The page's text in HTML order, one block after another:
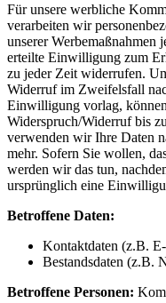
Für unsere werbliche
verarbeiten wir
unserer Werbemaßnahmen
erteilte Einwilligung zum
zu jeder Zeit widerrufen.
Widerruf im Zweifelsfall
Einwilligung vorlag,
Widerspruch/Widerruf bis
verwenden wir Ihre Daten
mehr. Sofern Sie wollen,
werden wir das tun,
ursprünglich eine
Betroffene Daten:
Kontaktdaten (z.B.
Bestandsdaten (z.B.
Betroffene Personen: